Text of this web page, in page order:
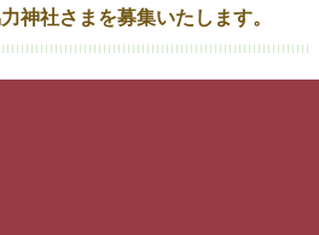
神社さまを募集いたします。